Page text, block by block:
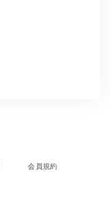
会員規約